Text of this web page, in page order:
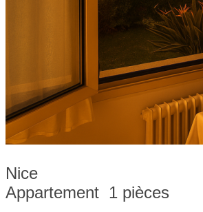
Nice
Appartement 1 pièces